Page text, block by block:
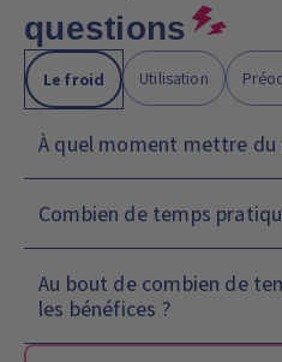
questions
Le froid Utilisation
À quel moment mettre du
Combien de temps
Au bout de combien de
les bénéfices ?